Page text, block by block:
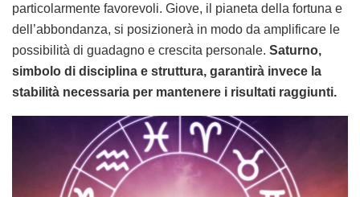
particolarmente favorevoli. Giove, il pianeta della fortuna e
dell’abbondanza, si posizionerà in modo da amplificare le
possibilità di guadagno e crescita personale. Saturno,
simbolo di disciplina e struttura, garantirà invece la
stabilità necessaria per mantenere i risultati raggiunti.